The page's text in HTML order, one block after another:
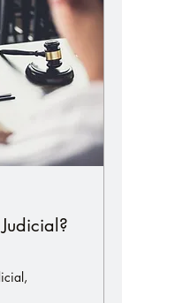
Judicial?